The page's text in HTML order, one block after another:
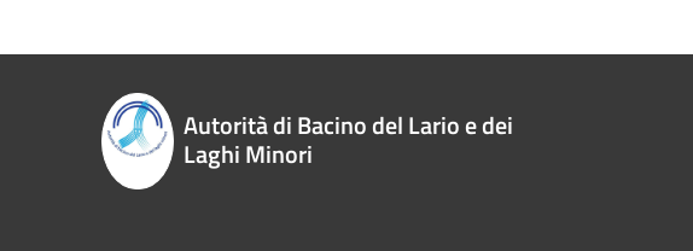
Autorità di Bacino del Lario e dei
Laghi Minori